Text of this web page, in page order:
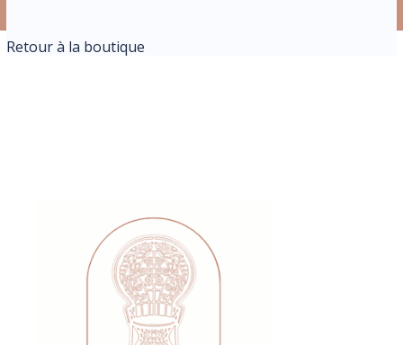
Retour à la boutique